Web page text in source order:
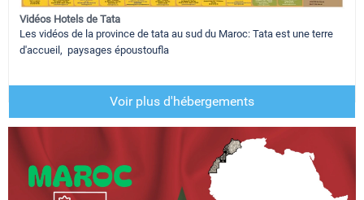
Vidéos Hotels de Tata
Les vidéos de la province de tata au sud du Maroc: Tata est une terre
d'accueil, paysages époustoufla
Voir plus d'hébergements